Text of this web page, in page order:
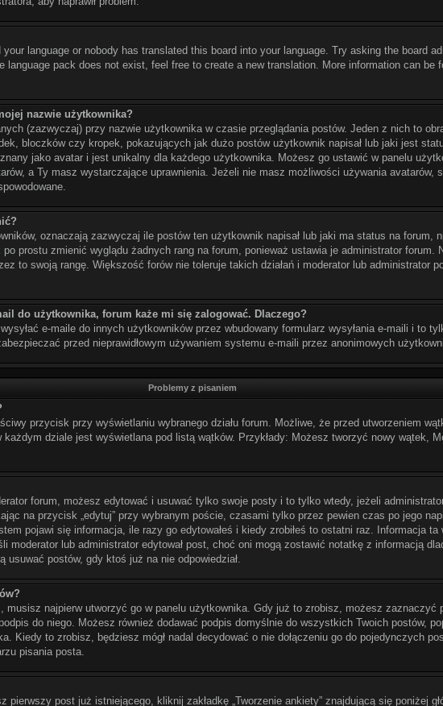
language or nobody has translated this board into your language. Try asking the board
language pack does not exist, feel free to create a new translation. More information can be
nazwie użytkownika?
(zazwyczaj) przy nazwie użytkownika w czasie przeglądania postów. Jeden z nich to
bloczków czy kropek, pokazujących jak dużo postów użytkownik napisał lub jaki jest
jako avatar i jest unikalny dla każdego użytkownika. Możesz go ustawić w panelu
a Ty masz wystarczające uprawnienia. Jeżeli nie masz możliwości używania avatarów,
oznaczają zazwyczaj ile postów ten użytkownik napisał lub jaki ma status na forum,
prostu zmienić wyglądu żadnych rang na forum, ponieważ ustawia je administrator forum.
to swoją rangę. Większość forów nie toleruje takich działań i moderator lub administrator
do użytkownika, forum każe mi się zalogować. Dlaczego?
e-maile do innych użytkowników przez wbudowany formularz wysyłania e-maili i to
przed nieprawidłowym używaniem systemu e-maili przez anonimowych
Problemy z pisaniem
przycisk przy wyświetlaniu wybranego działu forum. Możliwe, że przed utworzeniem
dziale jest wyświetlana pod listą wątków. Przykłady: Możesz tworzyć nowy wątek,
forum, możesz edytować i usuwać tylko swoje posty i to tylko wtedy, jeżeli
na przycisk „edytuj” przy wybranym poście, czasami tylko przez pewien czas po jego
pojawi się informacja, ile razy go edytowałeś i kiedy zrobiłeś to ostatni raz. Informacja
moderator lub administrator edytował post, choć oni mogą zostawić notatkę z informacją
postów, gdy ktoś już na nie odpowiedział.
musisz najpierw utworzyć go w panelu użytkownika. Gdy już to zrobisz, możesz zaznaczyć
do niego. Możesz również dodawać podpis domyślnie do wszystkich Twoich postów,
Kiedy to zrobisz, będziesz mógł nadal decydować o nie dołączeniu go do pojedynczych
pisania posta.
pierwszy post już istniejącego, kliknij zakładkę „Tworzenie ankiety” znajdującą się poniżej